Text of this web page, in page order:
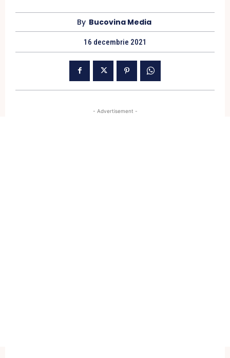
By Bucovina Media
16 decembrie 2021
- Advertisement -